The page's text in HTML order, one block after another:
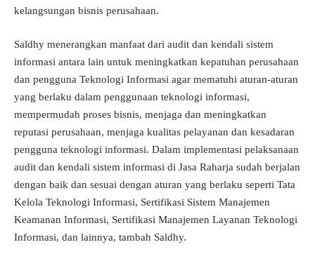
kelangsungan bisnis perusahaan.
Saldhy menerangkan manfaat dari audit dan kendali sistem
informasi antara lain untuk meningkatkan kepatuhan perusahaan
dan pengguna Teknologi Informasi agar mematuhi aturan-aturan
yang berlaku dalam penggunaan teknologi informasi,
mempermudah proses bisnis, menjaga dan meningkatkan
reputasi perusahaan, menjaga kualitas pelayanan dan kesadaran
pengguna teknologi informasi. Dalam implementasi pelaksanaan
audit dan kendali sistem informasi di Jasa Raharja sudah berjalan
dengan baik dan sesuai dengan aturan yang berlaku seperti Tata
Kelola Teknologi Informasi, Sertifikasi Sistem Manajemen
Keamanan Informasi, Sertifikasi Manajemen Layanan Teknologi
Informasi, dan lainnya, tambah Saldhy.